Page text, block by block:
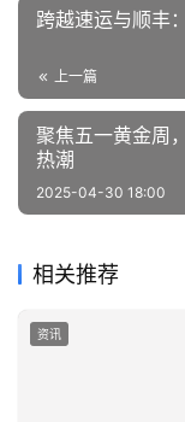
跨越速运与顺丰
上一篇
聚焦五一黄金周
热潮
2025-04-30 18:00
相关推荐
资讯